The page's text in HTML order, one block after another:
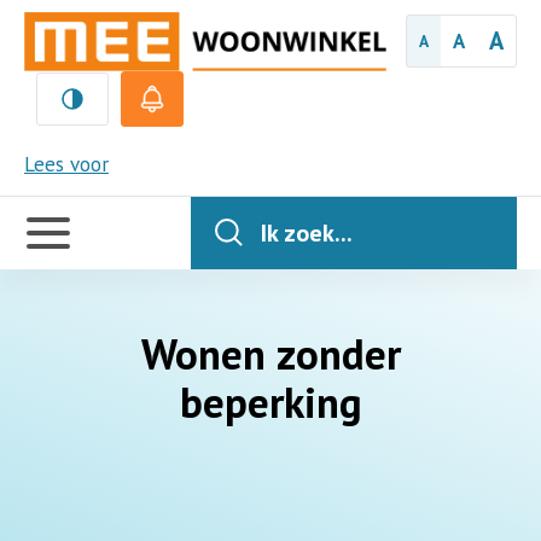
A A A
Lees voor
MEE
Handige
links
Ik zoek...
Wonen zonder
beperking